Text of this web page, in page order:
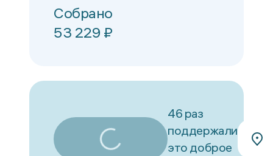
Собрано
53 229 ₽
46 раз
поддержали
это доброе